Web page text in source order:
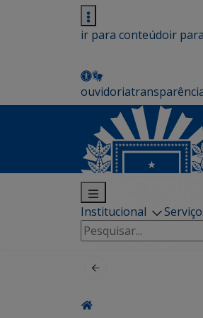
ir para conteúdoir
ouvidoria
Institucional
Pesquisar
por: